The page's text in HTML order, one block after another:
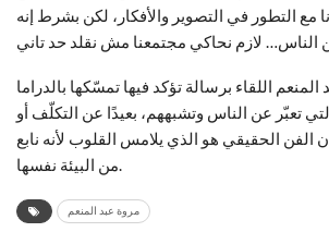
مع التطور في التصوير والأفكار، لكن بشرط إنه
اللقاء برسالة تؤكد فيها تمسّكها بالدراما
تعبّر عن الناس وتشبههم، بعيدًا عن التكلّف أو
الفن الحقيقي هو الذي يلامس القلوب لأنه نابع
من البيئة نفسها.
مروة عبد المنعم